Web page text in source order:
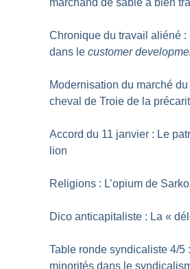
marchand de sable a bien
Chronique du travail aliéné
dans lecustomer
Modernisation du marché
cheval de Troie de la
Accord du 11 janvier : Le
lion
Religions : L’opium de
Dico anticapitaliste : La «
Table ronde syndicaliste 4/5
minorités dans le